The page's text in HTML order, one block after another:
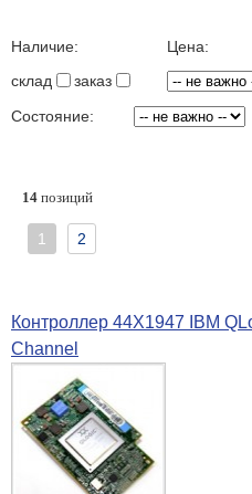
Наличие:
Цена:
склад
заказ
Состояние:
14 позиций
1 2
Контроллер 44X1947 IBM
Channel